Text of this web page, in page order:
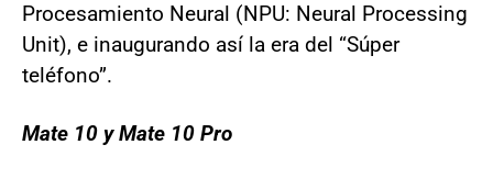
Procesamiento Neural (NPU: Neural Processing
Unit), e inaugurando así la era del “Súper
teléfono”.
Mate 10 y Mate 10 Pro